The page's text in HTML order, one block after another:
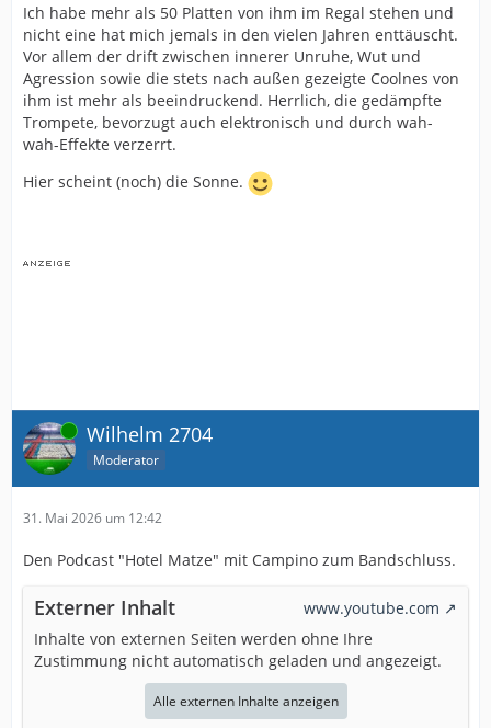
Ich habe mehr als 50 Platten von ihm im Regal stehen und
nicht eine hat mich jemals in den vielen Jahren enttäuscht.
Vor allem der drift zwischen innerer Unruhe, Wut und
Agression sowie die stets nach außen gezeigte Coolnes von
ihm ist mehr als beeindruckend. Herrlich, die gedämpfte
Trompete, bevorzugt auch elektronisch und durch wah-
wah-Effekte verzerrt.
Hier scheint (noch) die Sonne.
Online Wilhelm 2704
Moderator
31. Mai 2026 um 12:42
Den Podcast "Hotel Matze" mit Campino zum Bandschluss.
Externer Inhalt
www.youtube.com
Inhalte von externen Seiten werden ohne Ihre
Zustimmung nicht automatisch geladen und angezeigt.
Alle externen Inhalte anzeigen